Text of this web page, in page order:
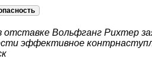
отставке Вольфганг Рихтер
эффективное